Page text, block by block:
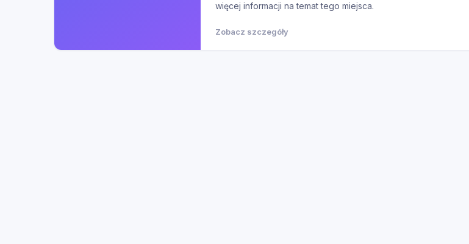
więcej informacji na temat tego miejsca.
Zobacz szczegóły